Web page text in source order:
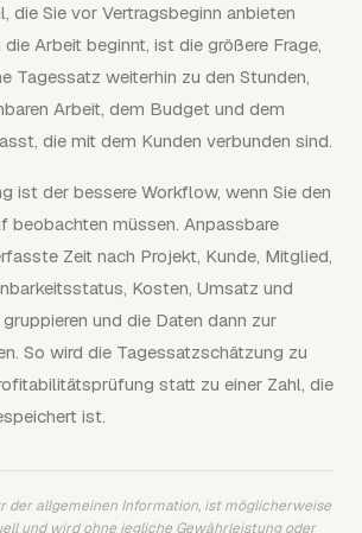
die Sie vor Vertragsbeginn anbieten
Arbeit beginnt, ist die größere Frage,
Tagessatz weiterhin zu den Stunden,
Arbeit, dem Budget und dem
die mit dem Kunden verbunden sind.
ist der bessere Workflow, wenn Sie den
beobachten müssen. Anpassbare
Zeit nach Projekt, Kunde, Mitglied,
Kosten, Umsatz und
und die Daten dann zur
So wird die Tagessatzschätzung zu
statt zu einer Zahl, die
ist.
der allgemeinen Information, ist möglicherweise
und wird ohne jegliche Gewährleistung oder